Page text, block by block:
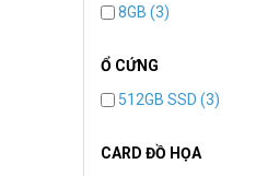
8GB (3)
Ổ CỨNG
512GB SSD (3)
CARD ĐỒ HỌA